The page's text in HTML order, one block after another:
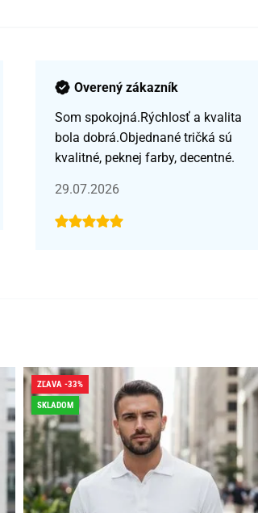
Overený zákazník
Som spokojná.Rýchlosť a kvalita
bola dobrá.Objednané tričká sú
kvalitné, peknej farby, decentné.
29.07.2026
ZĽAVA -33%
SKLADOM